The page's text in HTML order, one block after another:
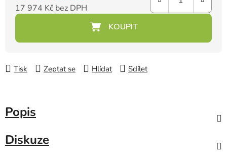
17 974 Kč bez DPH
Tisk Zeptat se Hlídat Sdílet
Popis
Diskuze